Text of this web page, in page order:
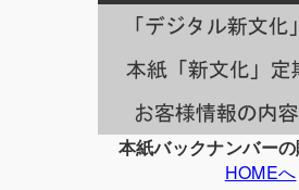
覧
本紙バックナンバー
HOMEへ